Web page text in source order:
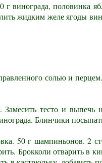
винограда, половинка
жидким желе ягоды
солью и
тесто и выпечь
Блинчики
50 г шампиньонов. 2
Брокколи отварить в